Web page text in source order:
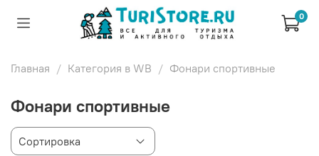
0
Главная Категория в WB Фонари спортивные
Фонари спортивные